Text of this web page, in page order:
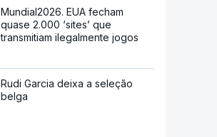
Mundial2026. EUA fecham
quase 2.000 ‘sites’ que
transmitiam ilegalmente jogos
Rudi Garcia deixa a seleção
belga